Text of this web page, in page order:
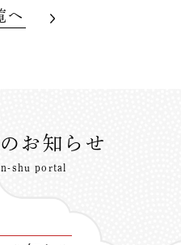
へ
お知らせ
shu portal